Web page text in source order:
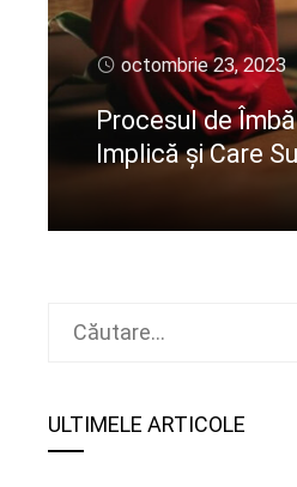
octombrie 23, 2023
Procesul de
Implică și Care
Caută
ULTIMELE ARTICOLE